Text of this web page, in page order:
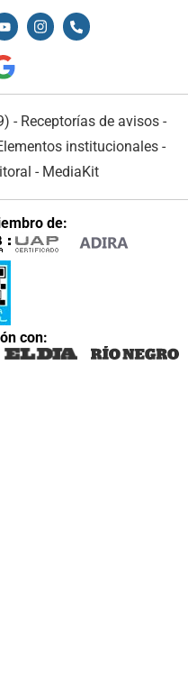
- Receptorías de avisos -
institucionales -
- MediaKit
de:
con: